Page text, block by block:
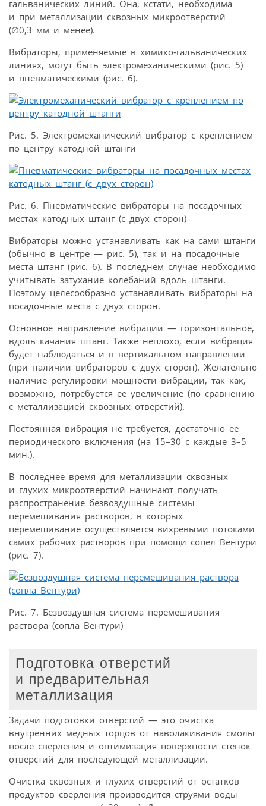
гальванических линий. Она, кстати, необходима
и при металлизации сквозных микроотверстий
(∅0,3 мм и менее).
Вибраторы, применяемые в химико-гальванических
линиях, могут быть электромеханическими (рис. 5)
и пневматическими (рис. 6).
Рис. 5. Электромеханический вибратор с креплением
по центру катодной штанги
Рис. 6. Пневматические вибраторы на посадочных
местах катодных штанг (с двух сторон)
Вибраторы можно устанавливать как на сами штанги
(обычно в центре — рис. 5), так и на посадочные
места штанг (рис. 6). В последнем случае необходимо
учитывать затухание колебаний вдоль штанги.
Поэтому целесообразно устанавливать вибраторы на
посадочные места с двух сторон.
Основное направление вибрации — горизонтальное,
вдоль качания штанг. Также неплохо, если вибрация
будет наблюдаться и в вертикальном направлении
(при наличии вибраторов с двух сторон). Желательно
наличие регулировки мощности вибрации, так как,
возможно, потребуется ее увеличение (по сравнению
с металлизацией сквозных отверстий).
Постоянная вибрация не требуется, достаточно ее
периодического включения (на 15–30 с каждые 3–5
мин.).
В последнее время для металлизации сквозных
и глухих микроотверстий начинают получать
распространение безвоздушные системы
перемешивания растворов, в которых
перемешивание осуществляется вихревыми потоками
самих рабочих растворов при помощи сопел Вентури
(рис. 7).
Рис. 7. Безвоздушная система перемешивания
раствора (сопла Вентури)
Подготовка отверстий
и предварительная
металлизация
Задачи подготовки отверстий — это очистка
внутренних медных торцов от наволакивания смолы
после сверления и оптимизация поверхности стенок
отверстий для последующей металлизации.
Очистка сквозных и глухих отверстий от остатков
продуктов сверления производится струями воды